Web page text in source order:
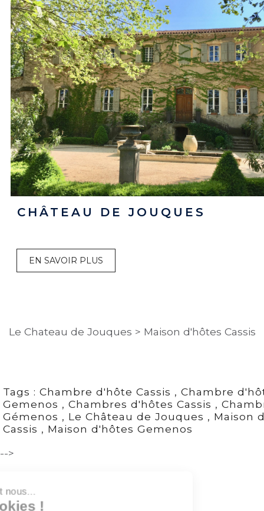
CHÂTEAU DE JOUQUES
EN SAVOIR PLUS
Le Chateau de Jouques > Maison d'hôtes Cassis
Tags : Chambre d'hôte Cassis , Chambre
Gemenos , Chambres d'hôtes Cassis ,
Gémenos , Le Château de Jouques , Maison
Cassis , Maison d'hôtes Gemenos
-->
Salut c'est nous...
les Cookies !